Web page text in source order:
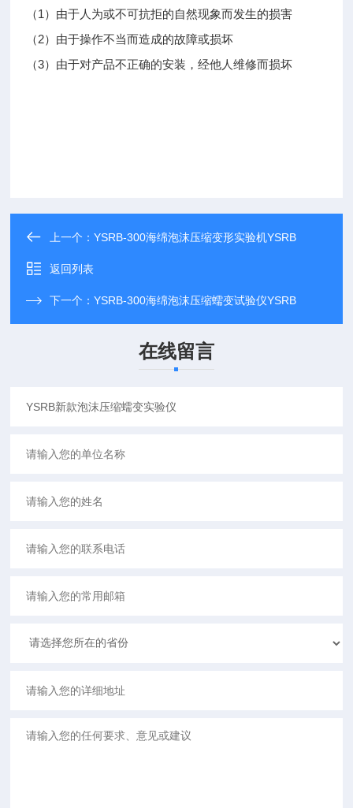
（1）由于人为或不可抗拒的自然现象而发生的损害
（2）由于操作不当而造成的故障或损坏
（3）由于对产品不正确的安装，经他人维修而损坏
上一个：YSRB-300海绵泡沫压缩变形实验机YSRB
返回列表
下一个：YSRB-300海绵泡沫压缩蠕变试验仪YSRB
在线留言